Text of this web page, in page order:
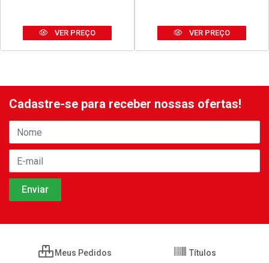
VER PREÇO VER PREÇO
Cadastre-se para receber nossas ofertas!
Meus Pedidos Títulos